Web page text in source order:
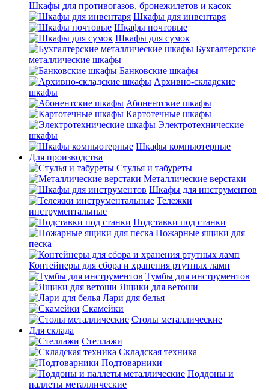
Шкафы для противогазов, бронежилетов и касок
Шкафы для инвентаря
Шкафы почтовые
Шкафы для сумок
Бухгалтерские
металлические шкафы
Банковские шкафы
Архивно-складские
шкафы
Абонентские шкафы
Картотечные шкафы
Электротехнические
шкафы
Шкафы компьютерные
Для производства
Стулья и табуреты
Металлические верстаки
Шкафы для инструментов
Тележки
инструментальные
Подставки под станки
Пожарные ящики для
песка
Контейнеры для сбора и хранения ртутных ламп
Тумбы для инструментов
Ящики для ветоши
Лари для белья
Скамейки
Столы металлические
Для склада
Стеллажи
Складская техника
Подтоварники
Поддоны и
паллеты металлические